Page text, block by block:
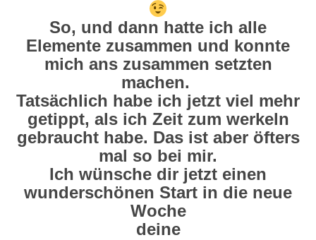
So, und dann hatte ich alle
Elemente zusammen und konnte
mich ans zusammen setzten
machen.
Tatsächlich habe ich jetzt viel mehr
getippt, als ich Zeit zum werkeln
gebraucht habe. Das ist aber öfters
mal so bei mir.
Ich wünsche dir jetzt einen
wunderschönen Start in die neue
Woche
deine